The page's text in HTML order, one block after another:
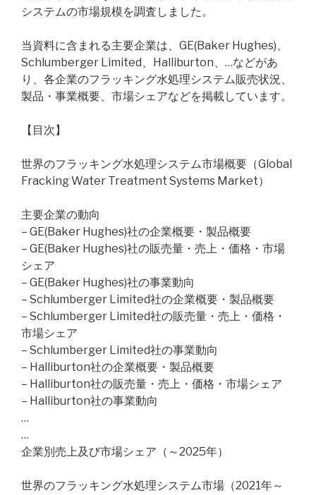
システムの市場規模を調査しました。
当資料に含まれる主要企業は、GE(Baker Hughes)、
Schlumberger Limited、Halliburton、…などがあ
り、各企業のフラッキング水処理システム販売状況、
製品・事業概要、市場シェアなどを掲載しています。
【目次】
世界のフラッキング水処理システム市場概要（Global
Fracking Water Treatment Systems Market）
主要企業の動向
– GE(Baker Hughes)社の企業概要・製品概要
– GE(Baker Hughes)社の販売量・売上・価格・市場
シェア
– GE(Baker Hughes)社の事業動向
– Schlumberger Limited社の企業概要・製品概要
– Schlumberger Limited社の販売量・売上・価格・
市場シェア
– Schlumberger Limited社の事業動向
– Halliburton社の企業概要・製品概要
– Halliburton社の販売量・売上・価格・市場シェア
– Halliburton社の事業動向
…
…
企業別売上及び市場シェア（～2025年）
世界のフラッキング水処理システム市場（2021年～